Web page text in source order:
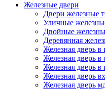
Железные двери
Двери железные
Уличные
Двойные
Деревянная
Железная дверь в
Железная дверь
Железная дверь в
Железная дверь
Железная дверь